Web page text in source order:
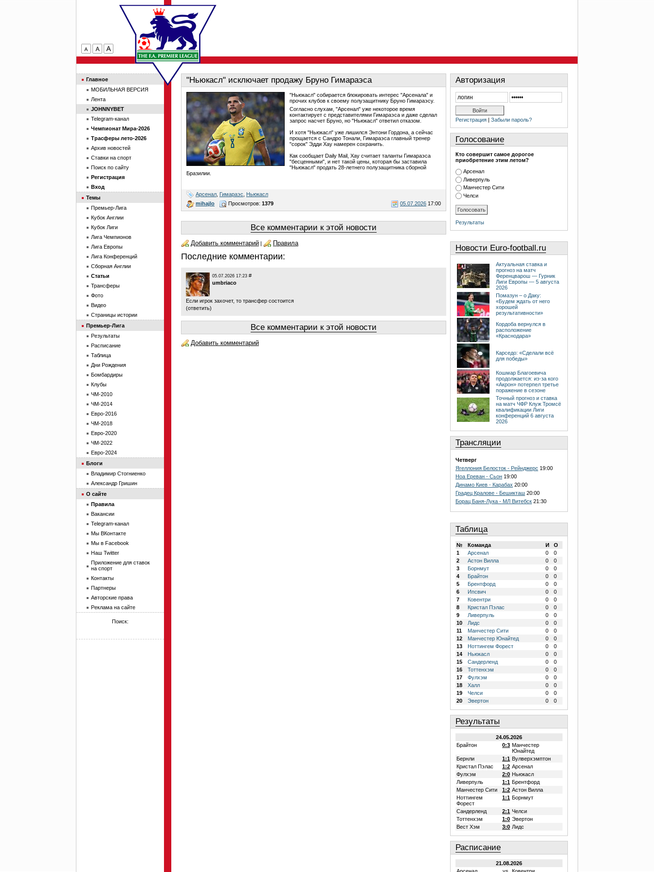
"Ньюкасл" исключает продажу Бруно Гимараэса
"Ньюкасл" собирается блокировать интерес "Арсенала" и
прочих клубов к своему полузащитнику Бруно Гимараэсу.
Согласно слухам, "Арсенал" уже некоторое время
контактирует с представителями Гимараэса и даже сделал
запрос насчет Бруно, но "Ньюкасл" ответил отказом.
И хотя "Ньюкасл" уже лишился Энтони Гордона, а сейчас
прощается с Сандро Тонали, Гимараэса главный тренер
"сорок" Эдди Хау намерен сохранить.
Как сообщает Daily Mail, Хау считает таланты Гимараэса
"бесценными", и нет такой цены, которая бы заставила
"Ньюкасл" продать 28-летнего полузащитника сборной
Бразилии.
Арсенал Гимараэс
Ньюкасл
mihajlo
05.07.2026 17:00
Просмотров: 1379
Все комментарии к этой новости
Добавить комментарий | Правила
Последние комментарии:
05.07.2026 17:23 #
umbriaco
Если игрок захочет, то трансфер состоится
(ответить)
Все комментарии к этой новости
Добавить комментарий
Авторизация
Регистрация | Забыли пароль?
Голосование
Кто совершит самое дорогое
приобретение этим летом?
Арсенал
Ливерпуль
Манчестер Сити
Челси
Результаты
Новости Euro-football.ru
Актуальная ставка и
прогноз на матч
Ференцварош — Гурник
Лиги Европы — 5 августа
2026
Помазун – о Даку:
«Будем ждать от него
хорошей
результативности»
Кордоба вернулся в
расположение
«Краснодара»
Карседо: «Сделали всё
для победы»
Кошмар Благоевича
продолжается: из-за кого
«Акрон» потерпел третье
поражение в сезоне
Точный прогноз и ставка
на матч ЧФР Клуж Тромсё
квалификации Лиги
конференций 6 августа
2026
Трансляции
Четверг
Ягеллония Белосток - Рейнджерс 19:00
Ноа Ереван - Сьон 19:00
Динамо Киев - Карабах 20:00
Градец Кралове - Бешикташ 20:00
Борац Баня-Лука - МЛ Витебск 21:30
Таблица
№ Команда И
О
1
Арсенал 0
0
2
Астон Вилла 0
0
3
Борнмут 0
0
4
Брайтон 0
0
5
Брентфорд 0
0
6
Ипсвич 0
0
7
Ковентри 0
0
8
Кристал Пэлас 0
0
9
Ливерпуль 0
0
10
Лидс 0
0
11
Манчестер Сити 0
0
12
Манчестер Юнайтед 0
0
13
Ноттингем Форест 0
0
14
Ньюкасл 0
0
15
Сандерленд 0
0
16
Тоттенхэм 0
0
17
Фулхэм 0
0
18
Халл 0
0
19
Челси 0
0
20
Эвертон 0 0
Результаты
24.05.2026
Брайтон
0:3 Манчестер
Юнайтед
Бернли
1:1 Вулверхэмптон
Кристал Пэлас
1:2 Арсенал
Фулхэм
2:0 Ньюкасл
Ливерпуль
1:1 Брентфорд
Манчестер Сити
1:2 Астон Вилла
Ноттингем
Форест
1:1 Борнмут
Сандерленд 2:1 Челси
Тоттенхэм
1:0 Эвертон
Вест Хэм
3:0 Лидс
Расписание
21.08.2026
Главное
МОБИЛЬНАЯ ВЕРСИЯ
Лента
JOHNNYBET
Telegram-канал
Чемпионат Мира-2026
Трасферы лето-2026
Архив новостей
Ставки на спорт
Поиск по сайту
Регистрация
Вход
Темы
Премьер-Лига
Кубок Англии
Кубок Лиги
Лига Чемпионов
Лига Европы
Лига Конференций
Сборная Англии
Статьи
Трансферы
Фото
Видео
Страницы истории
Премьер-Лига
Результаты
Расписание
Таблица
Дни Рождения
Бомбардиры
Клубы
ЧМ-2010
ЧМ-2014
Евро-2016
ЧМ-2018
Евро-2020
ЧМ-2022
Евро-2024
Блоги
Владимир Стогниенко
Александр Гришин
О сайте
Правила
Вакансии
Telegram-канал
Мы ВКонтакте
Мы в Facebook
Наш Twitter
Приложение для ставок
на спорт
Контакты
Партнеры
Авторские права
Реклама на сайте
Поиск: